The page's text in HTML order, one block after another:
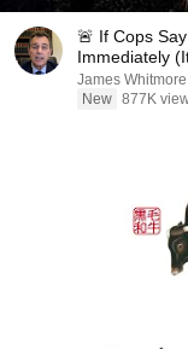
🚨 If Cops
Immediately
James Whitmore
New 877K